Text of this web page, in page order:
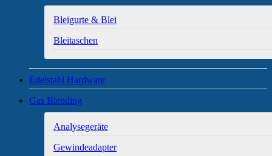
Bleigurte & Blei
Bleitaschen
Edelstahl Hardware
Gas Blending
Analysegeräte
Gewindeadapter